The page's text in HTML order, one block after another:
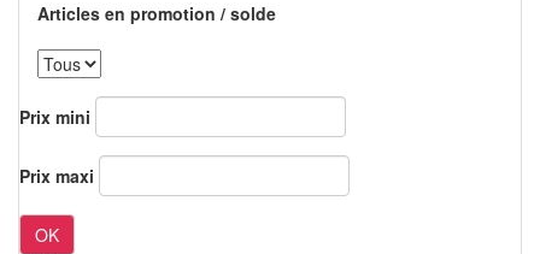
Articles en promotion / solde
Prix mini
Prix maxi
OK